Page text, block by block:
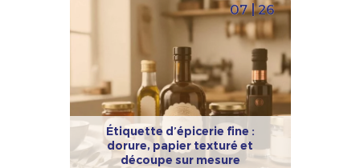
07 | 26
Étiquette d’épicerie fine :
dorure, papier texturé et
découpe sur mesure